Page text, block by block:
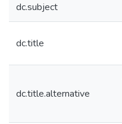
dc.subject
dc.title
dc.title.alternative